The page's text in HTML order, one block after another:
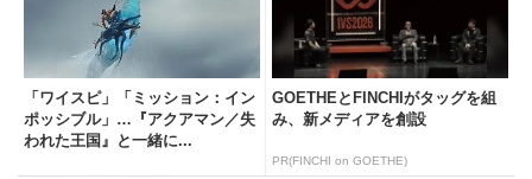
「ワイスピ」「ミッション：イン
ポッシブル」…『アクアマン／失
われた王国』と一緒に...
GOETHEとFINCHIがタッグを組
み、新メディアを創設
PR(FINCHI on GOETHE)